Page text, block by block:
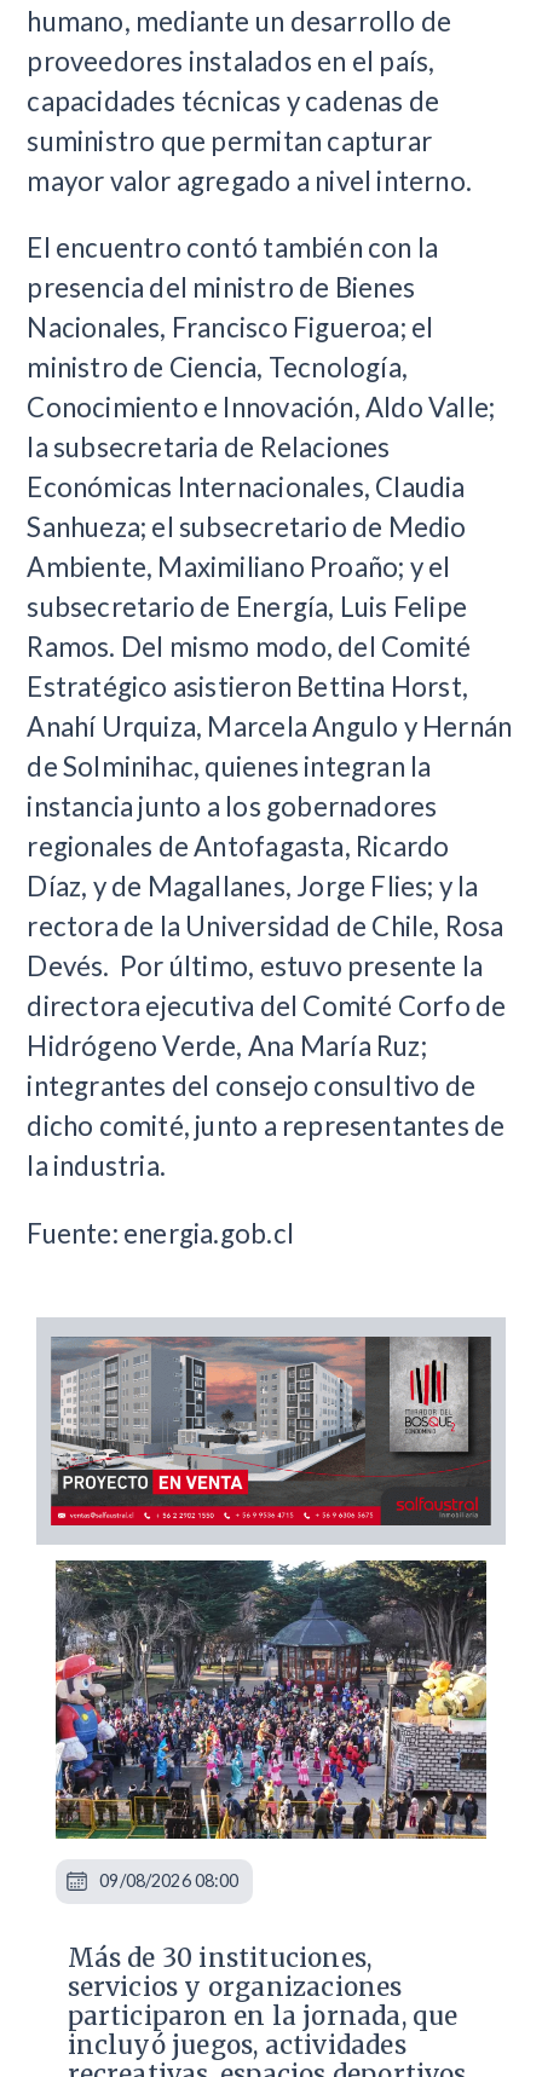
humano, mediante un desarrollo de
proveedores instalados en el país,
capacidades técnicas y cadenas de
suministro que permitan capturar
mayor valor agregado a nivel interno.
El encuentro contó también con la
presencia del ministro de Bienes
Nacionales, Francisco Figueroa; el
ministro de Ciencia, Tecnología,
Conocimiento e Innovación, Aldo Valle;
la subsecretaria de Relaciones
Económicas Internacionales, Claudia
Sanhueza; el subsecretario de Medio
Ambiente, Maximiliano Proaño; y el
subsecretario de Energía, Luis Felipe
Ramos. Del mismo modo, del Comité
Estratégico asistieron Bettina Horst,
Anahí Urquiza, Marcela Angulo y Hernán
de Solminihac, quienes integran la
instancia junto a los gobernadores
regionales de Antofagasta, Ricardo
Díaz, y de Magallanes, Jorge Flies; y la
rectora de la Universidad de Chile, Rosa
Devés. Por último, estuvo presente la
directora ejecutiva del Comité Corfo de
Hidrógeno Verde, Ana María Ruz;
integrantes del consejo consultivo de
dicho comité, junto a representantes de
la industria.
Fuente: energia.gob.cl
Más de 30 instituciones,
servicios y organizaciones
participaron en la jornada, que
incluyó juegos, actividades
09/08/2026 08:00